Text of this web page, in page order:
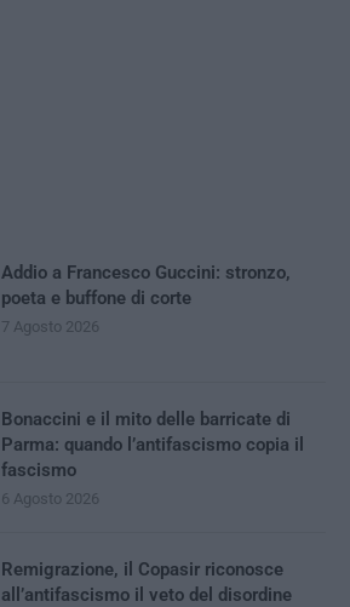
Addio a Francesco Guccini: stronzo,
poeta e buffone di corte
7 Agosto 2026
Bonaccini e il mito delle barricate di
Parma: quando l’antifascismo copia il
fascismo
6 Agosto 2026
Remigrazione, il Copasir riconosce
all’antifascismo il veto del disordine